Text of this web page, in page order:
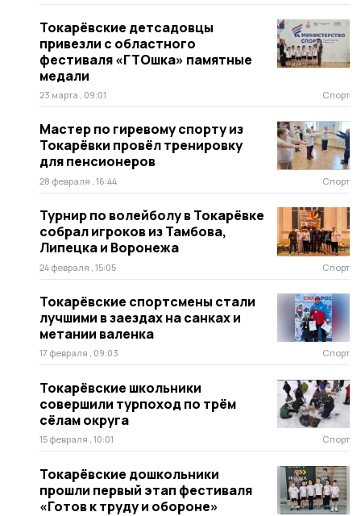
Токарёвские детсадовцы
привезли с областного
фестиваля «ГТОшка» памятные
медали
23 марта , 09:01 Спорт
Мастер по гиревому спорту из
Токарёвки провёл тренировку
для пенсионеров
28 февраля , 16:44 Спорт
Турнир по волейболу в Токарёвке
собрал игроков из Тамбова,
Липецка и Воронежа
24 февраля , 15:05 Спорт
Токарёвские спортсмены стали
лучшими в заездах на санках и
метании валенка
17 февраля , 09:03 Спорт
Токарёвские школьники
совершили турпоход по трём
сёлам округа
15 февраля , 10:01 Спорт
Токарёвские дошкольники
прошли первый этап фестиваля
«Готов к труду и обороне»